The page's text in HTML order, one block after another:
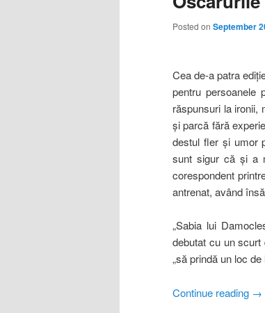
Posted on September
Cea de-a patra
pentru persoanele
răspunsuri la ironii,
şi parcă fără
destul fler şi umor
sunt sigur că şi a
corespondent
antrenat, având
„Sabia lui
debutat cu un
„să prindă un loc
Continue reading →